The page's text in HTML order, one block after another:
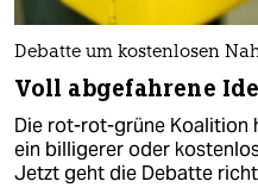
Debatte um kostenlosen
Voll abgefahrene
Die rot-rot-grüne Koalition
ein billigerer oder
Jetzt geht die Debatte